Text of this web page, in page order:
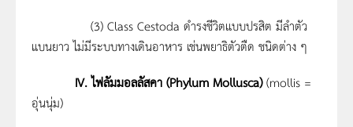
(3) Class Cestoda ดำรงชีวิตแบบปรสิต มีลำตัว
แบนยาว ไม่มีระบบทางเดินอาหาร เช่นพยาธิตัวตืด ชนิดต่าง ๆ
IV.ไฟลัมมอลลัสคา (Phylum Mollusca)(mollis =
อุ่นนุ่ม)